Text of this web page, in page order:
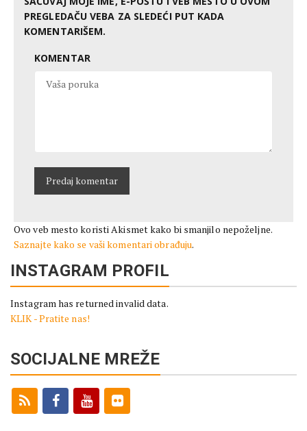
PREGLEDAČU VEBA ZA SLEDEĆI PUT KADA
KOMENTARIŠEM.
KOMENTAR
Ovo veb mesto koristi Akismet kako bi smanjilo nepoželjne.
Saznajte kako se vaši komentari obrađuju.
INSTAGRAM PROFIL
Instagram has returned invalid data.
KLIK - Pratite nas!
SOCIJALNE MREŽE